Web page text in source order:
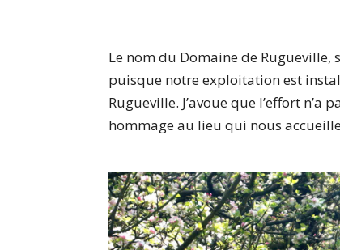
Le nom du Domaine de Rugueville,
puisque notre exploitation est
Rugueville. J’avoue que l’effort
hommage au lieu qui nous